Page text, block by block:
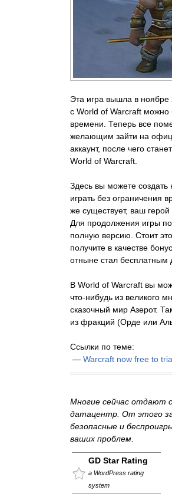
Эта игра вышла в ноябре
с World of Warcraft можно
времени. Теперь все
желающим зайти на
аккаунт, после чего
World of Warcraft.
Здесь вы можете
играть без ограничения
же существует, ваш
Для продолжения игры
полную версию. Стоит
получите в качестве
отныне стал бесплатным
В World of Warcraft вы
что-нибудь из великого
сказочный мир Азерот.
из фракций (Орде или
Ссылки по теме:
— Warcraft now free to
Многие сейчас отдают
датацентр. От этого
безопасные и
ваших проблем.
GD Star Rating
a WordPress rating
system